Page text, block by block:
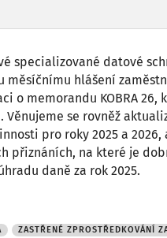
specializované datové
hlášení
memorandu KOBRA 26,
se rovněž
pro roky 2025 a
přiznáních, na které je
daně za rok 2025.
ZASTŘENÉ ZPROSTŘEDKOVÁNÍ